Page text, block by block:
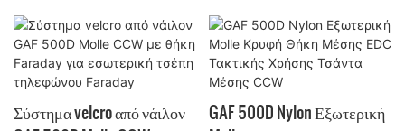
Σύστημα velcro από νάιλον
GAF 500D Nylon Εξωτερική